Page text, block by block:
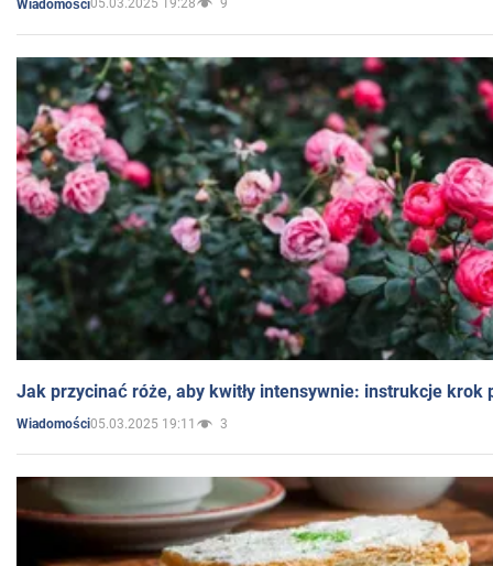
Wiadomości05.03.2025 19:28 9
Jak przycinać róże, aby kwitły intensywnie: instrukcje krok
Wiadomości05.03.2025 19:11 3